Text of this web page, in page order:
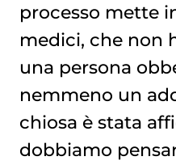
processo mette
medici, che non
una persona
nemmeno un
chiosa è stata
dobbiamo